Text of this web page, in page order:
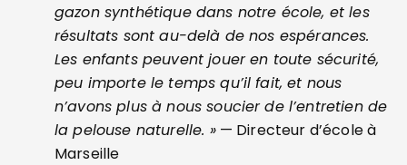
gazon synthétique dans notre école, et les
résultats sont au-delà de nos espérances.
Les enfants peuvent jouer en toute sécurité,
peu importe le temps qu’il fait, et nous
n’avons plus à nous soucier de l’entretien de
la pelouse naturelle. »— Directeur d’école à
Marseille